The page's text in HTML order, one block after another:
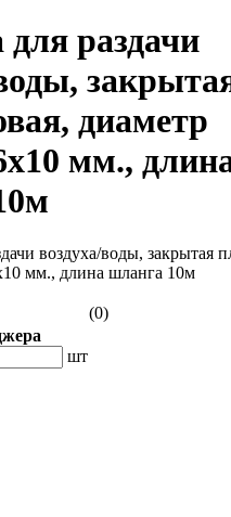
раздачи
диаметр
мм.,
(0)
шт